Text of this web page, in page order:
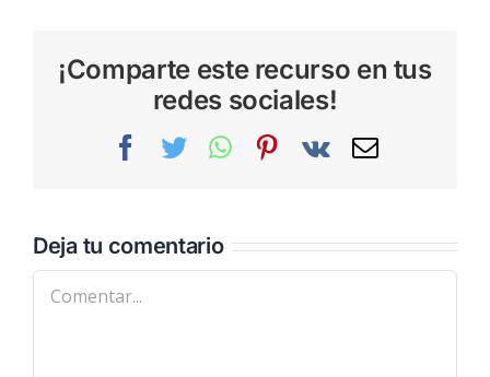
¡Comparte este recurso en tus
redes sociales!
Facebook
TwitterWhatsAppPinterest
Vk
Correo
Deja tu comentario
Comentar